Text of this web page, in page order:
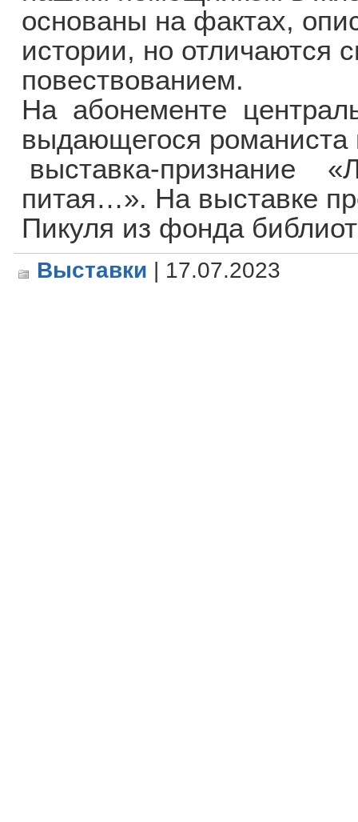
основаны на фактах,
истории, но отличаются
повествованием.
На абонементе
выдающегося
выставка-признание
питая…». На выставке
Пикуля из фонда
Выставки | 17.07.2023